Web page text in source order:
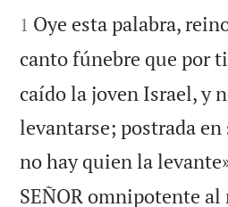


1 Oye esta palabra,
canto fúnebre que por
caído la joven Israel, y
levantarse; postrada
no hay quien la
SEÑOR omnipotente